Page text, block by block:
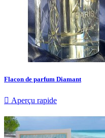
Flacon de parfum Diamant
 Aperçu rapide